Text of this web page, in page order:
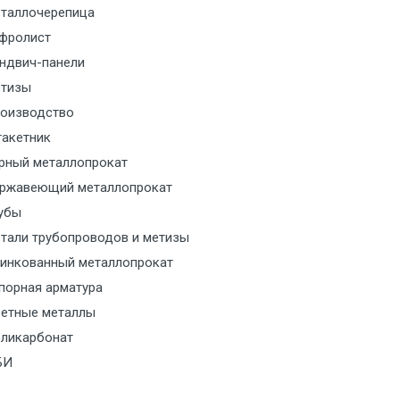
за МКАД
за МКАД
с транспортным
с транспортным
с транспортным
панели
металлопрокат
металлопрокат
трубопроводов и метизы
металлопрокат
арматура
металлы